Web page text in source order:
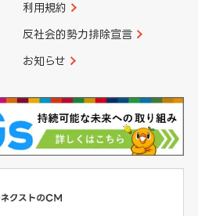
利用規約
反社会的勢力排除宣言
お知らせ